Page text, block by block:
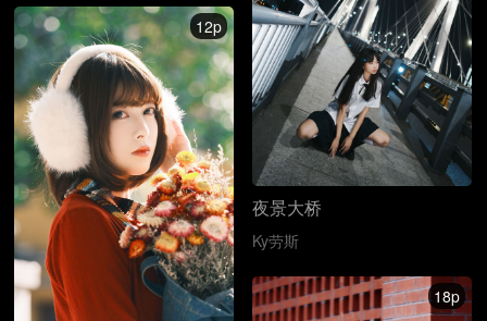
夜景大桥
Ky劳斯
12p
18p